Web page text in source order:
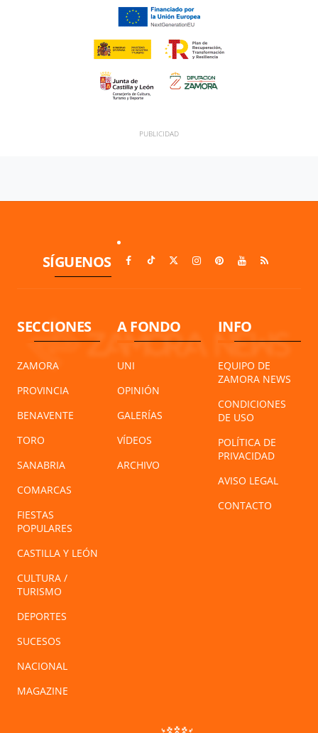
SÍGUENOS
SECCIONES
ZAMORA
PROVINCIA
BENAVENTE
TORO
SANABRIA
COMARCAS
FIESTAS
POPULARES
CASTILLA Y LEÓN
CULTURA /
TURISMO
DEPORTES
SUCESOS
NACIONAL
MAGAZINE
A FONDO
UNI
OPINIÓN
GALERÍAS
VÍDEOS
ARCHIVO
INFO
EQUIPO DE
ZAMORA NEWS
CONDICIONES
DE USO
POLÍTICA DE
PRIVACIDAD
AVISO LEGAL
CONTACTO